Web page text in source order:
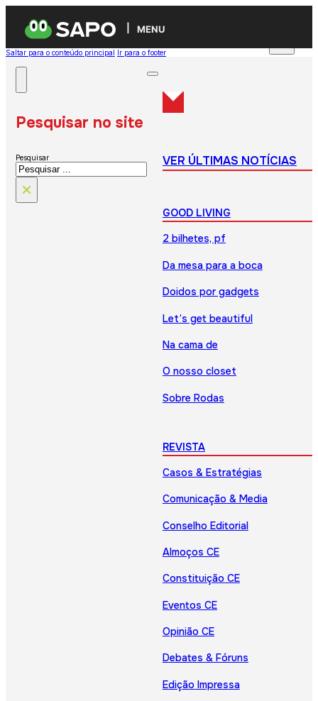
MENU
Saltar para o conteúdo principal Ir para o footer
Pesquisar no site
Pesquisar
×
VER ÚLTIMAS NOTÍCIAS
GOOD LIVING
2 bilhetes, pf
Da mesa para a boca
Doidos por gadgets
Let’s get beautiful
Na cama de
O nosso closet
Sobre Rodas
REVISTA
Casos & Estratégias
Comunicação & Media
Conselho Editorial
Almoços CE
Constituição CE
Eventos CE
Opinião CE
Debates & Fóruns
Edição Impressa